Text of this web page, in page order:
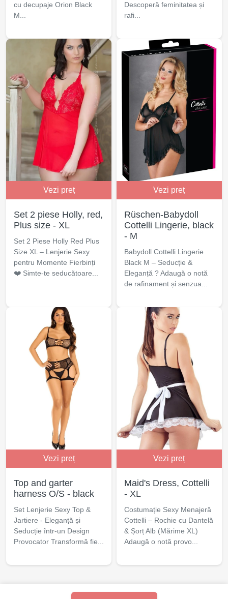
cu decupaje Orion Black
M...
Descoperă feminitatea și
rafi...
Vezi preț
Set 2 piese Holly, red,
Plus size - XL
Set 2 Piese Holly Red Plus
Size XL – Lenjerie Sexy
pentru Momente Fierbinți
❤️ Simte-te seducătoare...
Vezi preț
Rüschen-Babydoll
Cottelli Lingerie, black
- M
Babydoll Cottelli Lingerie
Black M – Seducție &
Eleganță ? Adaugă o notă
de rafinament și senzua...
Vezi preț
Top and garter
harness O/S - black
Set Lenjerie Sexy Top &
Jartiere - Eleganță și
Seducție într-un Design
Provocator Transformă fie...
Vezi preț
Maid's Dress, Cottelli
- XL
Costumație Sexy Menajeră
Cottelli – Rochie cu Dantelă
& Șorț Alb (Mărime XL)
Adaugă o notă provo...